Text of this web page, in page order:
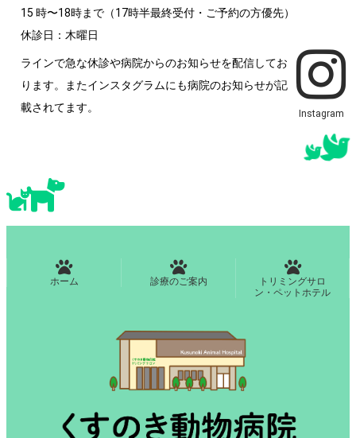
15 時〜18時まで（17時半最終受付・ご予約の方優先）
休診日：木曜日
ラインで急な休診や病院からのお知らせを配信してお
ります。またインスタグラムにも病院のお知らせが記
載されてます。
ア
イ
ン
リ
クInstagram
ホーム 診療のご案内
トリミングサロ
ン・ペットホテル